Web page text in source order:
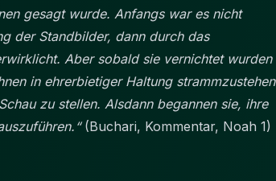
gesagt wurde. Anfangs war es nicht
der Standbilder, dann durch das
Aber sobald sie vernichtet wurden
in ehrerbietiger Haltung strammzustehen
zu stellen. Alsdann begannen sie, ihre
(Buchari, Kommentar, Noah 1)